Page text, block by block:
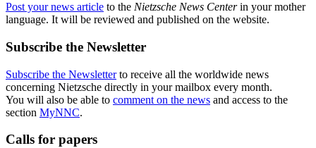
Post your news article to the Nietzsche News Centerin your mother
language. It will be reviewed and published on the website.
Subscribe the Newsletter
Subscribe the Newsletterto receive all the worldwide news
concerning Nietzsche directly in your mailbox every month.
You will also be able to comment on the news and access to the
section MyNNC.
Calls for papers